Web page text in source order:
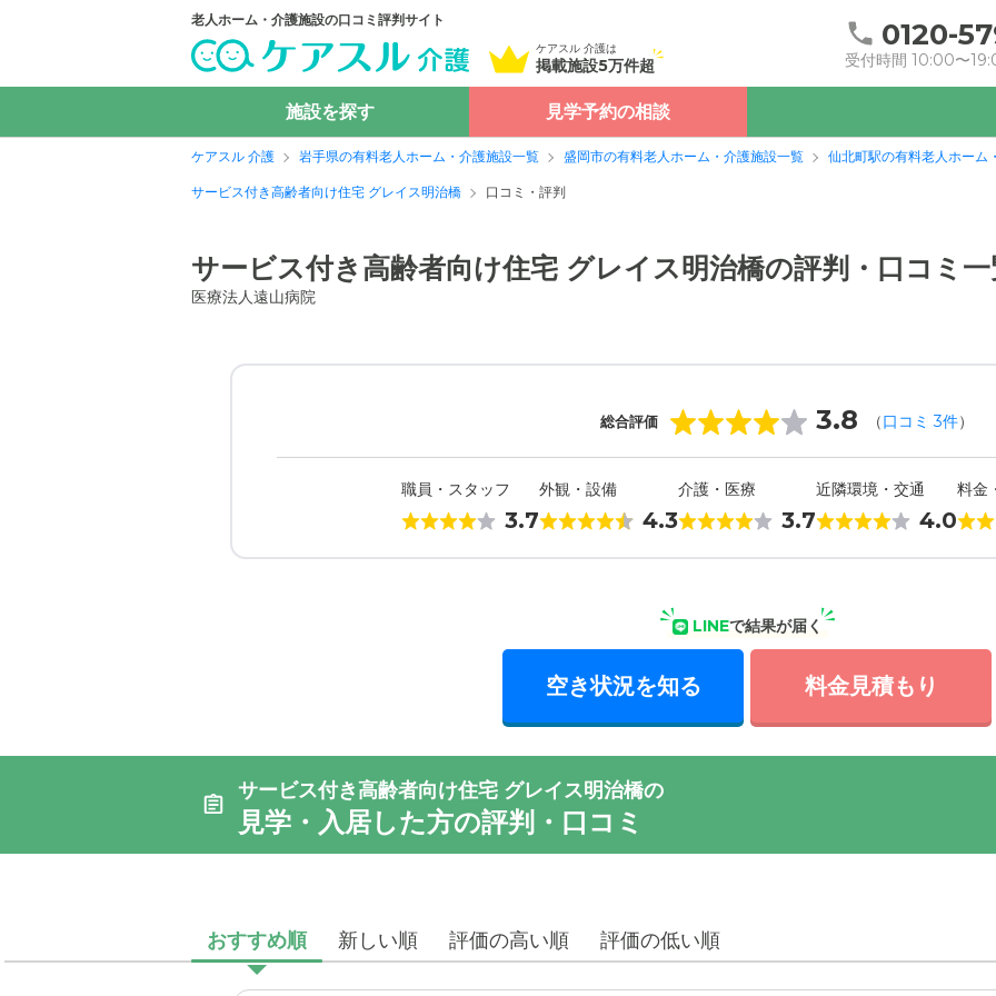
老人ホーム・介護施設の口コミ評判サイト
ケアスル 介護は
掲載施設5万件超
0120-
受付時間 10:00〜
施設を探す 見学予約の相談
ケアスル 介護 岩手県の有料老人ホーム・介護施設一覧 盛岡市の有料老人ホーム・介護施設一覧 仙北町駅の有料老人ホーム
サービス付き高齢者向け住宅 グレイス明治橋 口コミ・評判
サービス付き高齢者向け住宅 グレイス明治橋の評判・口コミ
医療法人遠山病院
総合評価 3.8 （口コミ 3件）
職員・スタッフ
3.7
外観・設備
4.3
介護・医療
3.7
近隣環境・交通
4.0
料金
LINEで結果が届く
空き状況を知る 料金見積もり
サービス付き高齢者向け住宅 グレイス明治橋の
見学・入居した方の評判・口コミ
おすすめ順 新しい順 評価の高い順 評価の低い順